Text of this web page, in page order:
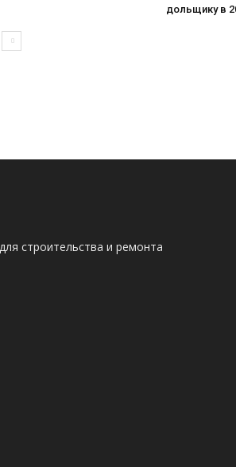
дольщику в
строительства и ремонта